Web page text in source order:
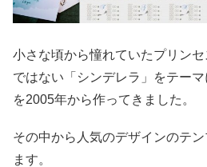
小さな頃から憧れていたプリン
ではない「シンデレラ」をテー
を2005年から作ってきました。
その中から人気のデザインのテ
ます。